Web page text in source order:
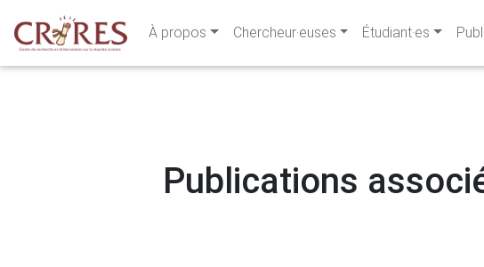
À propos Chercheur·euses Étudiant·es
Publications